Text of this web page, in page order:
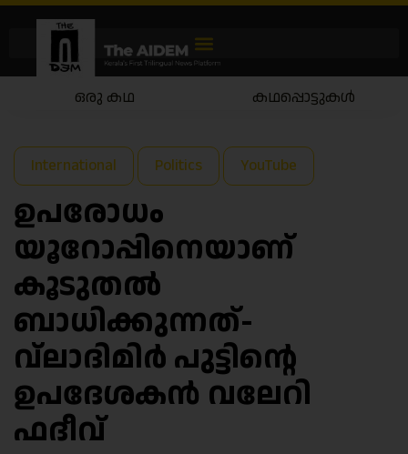
ഒരു കഥ കഥപ്പൊട്ടുകൾ
International Politics YouTube
ഉപരോധം
യൂറോപ്പിനെയാണ്
കൂടുതൽ
ബാധിക്കുന്നത്-
വ്ലാദിമിർ പുട്ടിൻ്റെ
ഉപദേശകൻ വലേറി
ഫദീവ്